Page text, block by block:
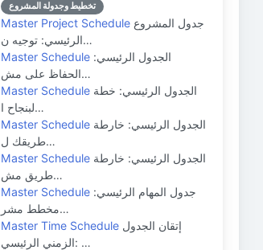
تخطيط وجدولة المشروع
Master Project Schedule
الرئيسي: توجيه ن…
Master Schedule
الحفاظ على مش…
Master Schedule
لبنجاح ا…
Master Schedule
طريقك ل…
Master Schedule
طريق مش…
Master Schedule
مخطط مشر…
Master Time Schedule
الزمني الرئيسي: …